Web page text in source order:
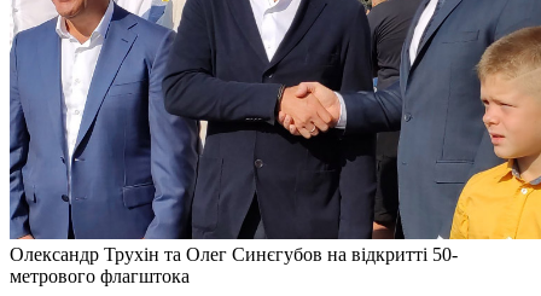
Олександр Трухін та Олег Синєгубов на відкритті 50-
метрового флагштока